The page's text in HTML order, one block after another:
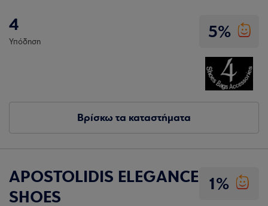
5%
4
Υπόδηση
Βρίσκω τα καταστήματα
1%
APOSTOLIDIS ELEGANCE
SHOES